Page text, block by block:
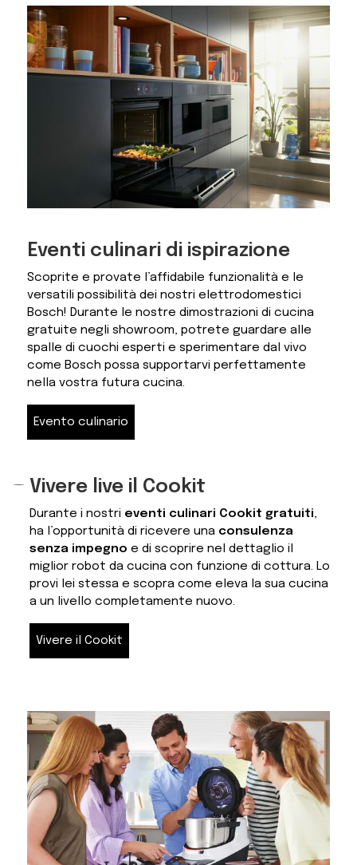
Eventi culinari di ispirazione
Scoprite e provate l’affidabile funzionalità e le
versatili possibilità dei nostri elettrodomestici
Bosch! Durante le nostre dimostrazioni di cucina
gratuite negli showroom, potrete guardare alle
spalle di cuochi esperti e sperimentare dal vivo
come Bosch possa supportarvi perfettamente
nella vostra futura cucina.
Evento culinario
Vivere live il Cookit
Durante i nostri eventi culinari Cookit gratuiti,
ha l’opportunità di ricevere una consulenza
senza impegno e di scoprire nel dettaglio il
miglior robot da cucina con funzione di cottura. Lo
provi lei stessa e scopra come eleva la sua cucina
a un livello completamente nuovo.
Vivere il Cookit